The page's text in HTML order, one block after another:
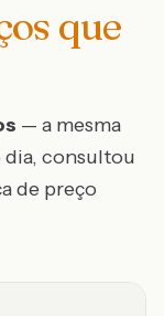
que
— a mesma
dia, consultou
de preço